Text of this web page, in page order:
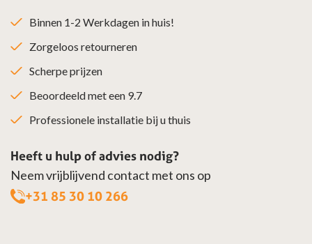
Binnen 1-2 Werkdagen in huis!
Zorgeloos retourneren
Scherpe prijzen
Beoordeeld met een 9.7
Professionele installatie bij u thuis
Heeft u hulp of advies nodig?
Neem vrijblijvend contact met ons op
+31 85 30 10 266